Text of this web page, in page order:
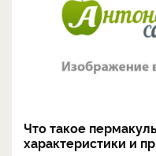
Что такое
характеристики и